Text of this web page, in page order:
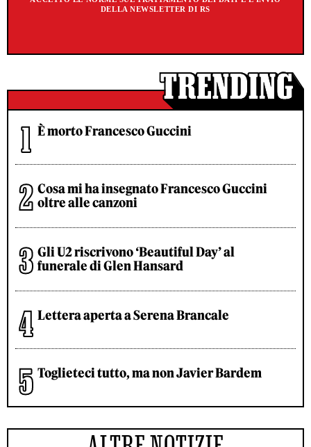
DELLA NEWSLETTER DI RS
È morto Francesco Guccini
Cosa mi ha insegnato Francesco Guccini
oltre alle canzoni
Gli U2 riscrivono ‘Beautiful Day’ al
funerale di Glen Hansard
Lettera aperta a Serena Brancale
Toglieteci tutto, ma non Javier Bardem